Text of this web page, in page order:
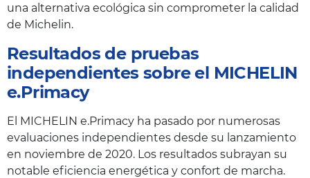
una alternativa ecológica sin comprometer la calidad
de Michelin.
Resultados de pruebas
independientes sobre el MICHELIN
e.Primacy
El MICHELIN e.Primacy ha pasado por numerosas
evaluaciones independientes desde su lanzamiento
en noviembre de 2020. Los resultados subrayan su
notable eficiencia energética y confort de marcha.